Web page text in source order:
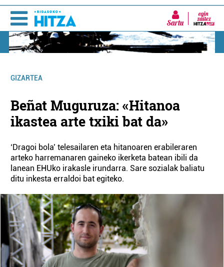
Sartu
GIZARTEA
Beñat Muguruza: «Hitanoa
ikastea arte txiki bat da»
‘Dragoi bola’ telesailaren eta hitanoaren erabileraren
arteko harremanaren gaineko ikerketa batean ibili da
lanean EHUko irakasle irundarra. Sare sozialak baliatu
ditu inkesta erraldoi bat egiteko.